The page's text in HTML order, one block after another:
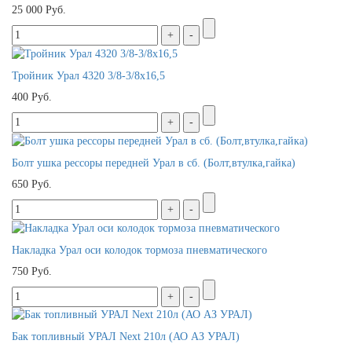
25 000 Руб.
Тройник Урал 4320 3/8-3/8х16,5
400 Руб.
Болт ушка рессоры передней Урал в сб. (Болт,втулка,гайка)
650 Руб.
Накладка Урал оси колодок тормоза пневматического
750 Руб.
Бак топливный УРАЛ Next 210л (АО АЗ УРАЛ)